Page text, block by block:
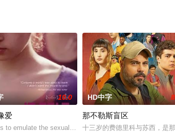
学。他们和很多年轻人一样，自以为是，敏感错弱，没
10.0
爱
to emulate the sexual exploits of her more experienced
HD中字
那不勒斯盲区
十三岁的费德里科与苏西，是